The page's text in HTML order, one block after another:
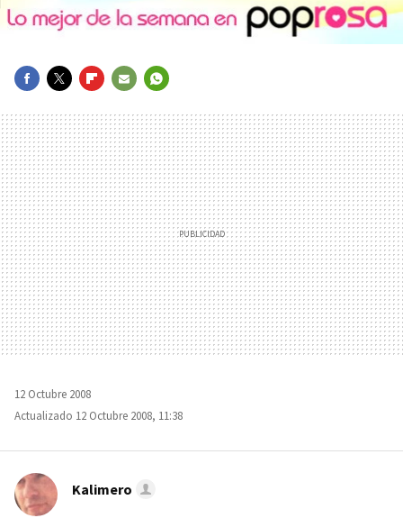
MAIL
12 Octubre 2008
Actualizado 12 Octubre 2008, 11:38
Kalimero